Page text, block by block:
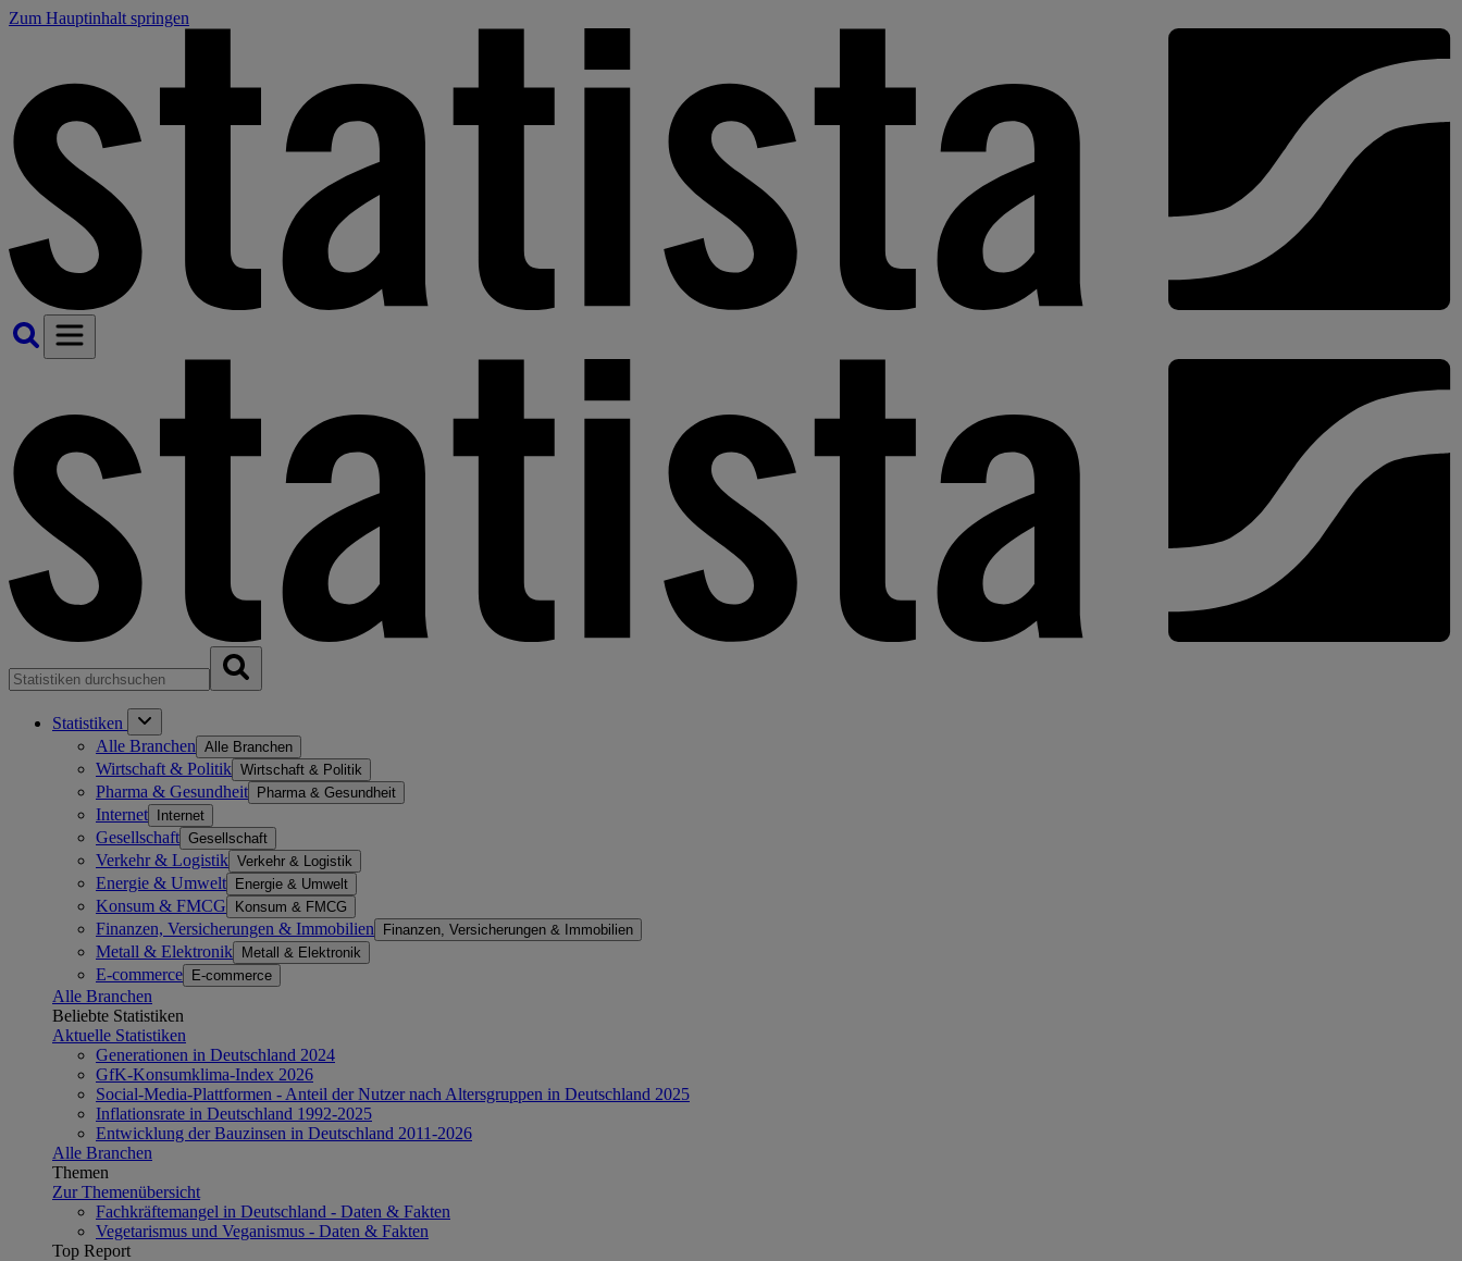
Zum Hauptinhalt springen
Statistiken
Alle Branchen Alle Branchen
Wirtschaft & Politik Wirtschaft & Politik
Pharma & Gesundheit Pharma & Gesundheit
Internet Internet
Gesellschaft Gesellschaft
Verkehr & Logistik Verkehr & Logistik
Energie & Umwelt Energie & Umwelt
Konsum & FMCG Konsum & FMCG
Finanzen, Versicherungen & Immobilien Finanzen, Versicherungen & Immobilien
Metall & Elektronik Metall & Elektronik
E-commerce E-commerce
Alle Branchen
Beliebte Statistiken
Aktuelle Statistiken
Generationen in Deutschland 2024
GfK-Konsumklima-Index 2026
Social-Media-Plattformen - Anteil der Nutzer nach Altersgruppen in Deutschland 2025
Inflationsrate in Deutschland 1992-2025
Entwicklung der Bauzinsen in Deutschland 2011-2026
Alle Branchen
Themen
Zur Themenübersicht
Fachkräftemangel in Deutschland - Daten & Fakten
Vegetarismus und Veganismus - Daten & Fakten
Top Report